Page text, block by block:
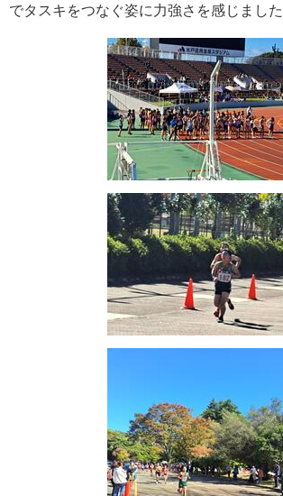
でタスキをつなぐ姿に力強さを感じました